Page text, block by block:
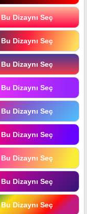
Bu Dizaynı Seç
Bu Dizaynı Seç
Bu Dizaynı Seç
Bu Dizaynı Seç
Bu Dizaynı Seç
Bu Dizaynı Seç
Bu Dizaynı Seç
Bu Dizaynı Seç
Bu Dizaynı Seç